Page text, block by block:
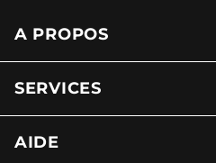
A PROPOS
SERVICES
AIDE